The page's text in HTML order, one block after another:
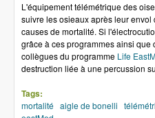
L'équipement télémétrique des
suivre les osieaux après leur
causes de mortalité. Si
grâce à ces programmes ainsi
collègues du programme Life
destruction liée à une percussion
Tags:
mortalité aigle de bonelli